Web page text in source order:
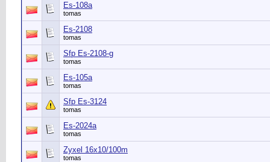
Es-108a
tomas
Es-2108
tomas
Sfp Es-2108-g
tomas
Es-105a
tomas
Sfp Es-3124
tomas
Es-2024a
tomas
Zyxel 16х10/100m
tomas